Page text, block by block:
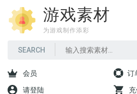
游戏素材
为游戏制作添彩
会员 订
请登陆